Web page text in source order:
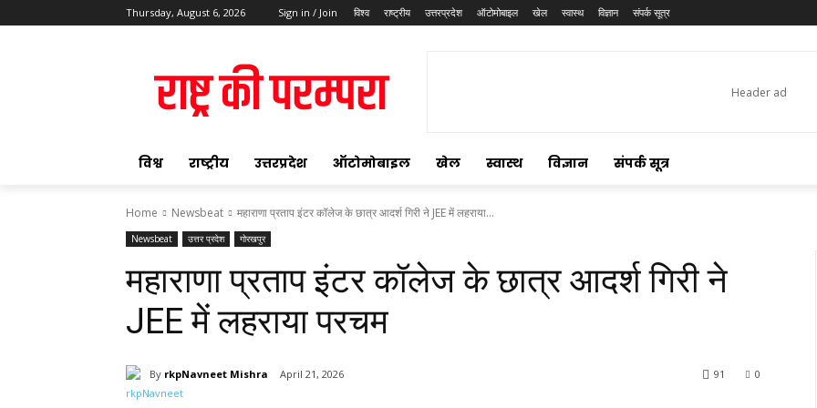
Thursday, August 6, 2026 Sign in / Join विश्व राष्ट्रीय उत्तरप्रदेश ऑटोमोबाइल खेल स्वास्थ विज्ञान संपर्क सूत्र
विश्व राष्ट्रीय उत्तरप्रदेश ऑटोमोबाइल खेल स्वास्थ विज्ञान संपर्क सूत्र
Home Newsbeat महाराणा प्रताप इंटर कॉलेज के छात्र आदर्श गिरी ने JEE में लहराया...
Newsbeat उत्तर प्रदेश गोरखपुर
महाराणा प्रताप इंटर कॉलेज के छात्र आदर्श गिरी ने
JEE में लहराया परचम
By rkpNavneet Mishra April 21, 2026 0
91